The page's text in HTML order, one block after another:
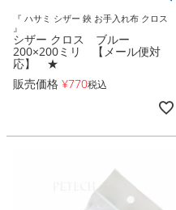
『 ハサミ シザー 鋏 お手入れ布 クロス
』
シザー クロス ブルー
200×200ミリ 【メール便対
応】 ★
販売価格 ¥770税込